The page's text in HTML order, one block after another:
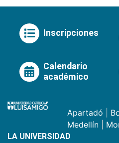
Inscripciones
Calendario
académico
Apartadó
Medellín
LA UNIVERSIDAD